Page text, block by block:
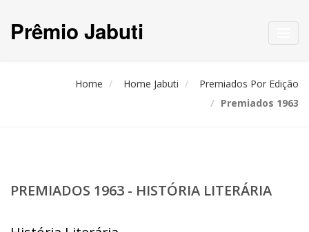
Prêmio Jabuti
Home Home Jabuti
Premiados Por Edição
Premiados 1963
PREMIADOS 1963 - HISTÓRIA LITERÁRIA